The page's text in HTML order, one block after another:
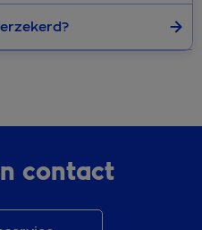
contact